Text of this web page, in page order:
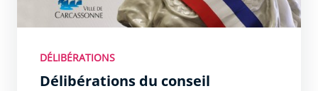
DÉLIBÉRATIONS
Délibérations du conseil